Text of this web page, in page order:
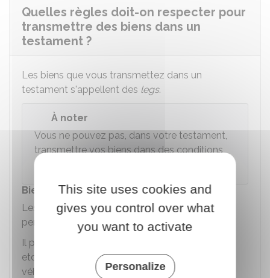
Quelles règles doit-on respecter pour
transmettre des biens dans un
testament ?
Les biens que vous transmettez dans un
testament s'appellent des legs.
À noter
Vous ne pouvez pas, dans votre testament,
transmettre vos biens dans des conditions
qui sont contraires à la loi ou aux mœurs.
Biens pouvant être légués
Les biens doivent vous appartenir
personnellement.
Il peut s'agir de maisons, appartements, terrains,
etc. Vous pouvez aussi léguer des meubles,
véhicules, tableaux, etc.
This site uses cookies and
gives you control over what
you want to activate
Personalize